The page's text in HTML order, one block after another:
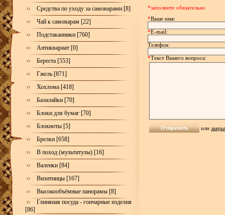
Средства по уходу за самоварами [8]
Чай к самоварам [22]
Подстаканники [760]
Антиквариат [0]
Береста [553]
Гжель [871]
Хохлома [418]
Балалайки [70]
Блоки для бумаг [70]
Блокноты [5]
Брелки [658]
В поход (мультитулы) [16]
Валенки [84]
Визитницы [167]
Высокообъёмные панорамы [8]
Глиняная посуда - гончарные изделия
[86]
*заполните обязательно
*Ваше имя:
*E-mail:
Телефон:
*Текст Вашего вопроса:
или